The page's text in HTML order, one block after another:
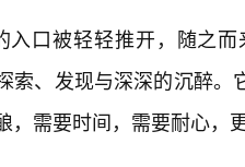
入口被轻轻推开，随之
索、发现与深深的沉醉
，需要时间，需要耐心，